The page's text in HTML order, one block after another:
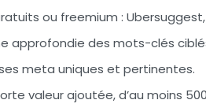
ou freemium : Ubersuggest,
approfondie des mots-clés
meta uniques et pertinentes.
valeur ajoutée, d’au moins